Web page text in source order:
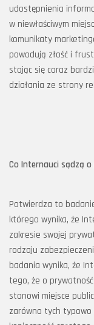
udostępnienia
w niewłaściwym
komunikaty
powodują złość i
stając się coraz
działania ze strony
Co Internauci sądzą
Potwierdza to
którego wynika, że
zakresie swojej
rodzaju
badania wynika, że
tego, że o
stanowi miejsce
zarówno tych typowo